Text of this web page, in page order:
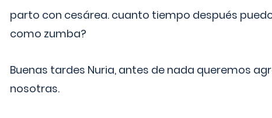
parto con cesárea. cuanto tiempo después
como zumba?
Buenas tardes Nuria, antes de nada queremos
nosotras.